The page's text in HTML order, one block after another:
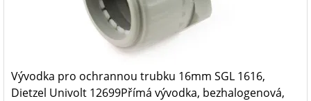
Vývodka pro ochrannou trubku 16mm SGL 1616,
Dietzel Univolt 12699Přímá vývodka, bezhalogenová,